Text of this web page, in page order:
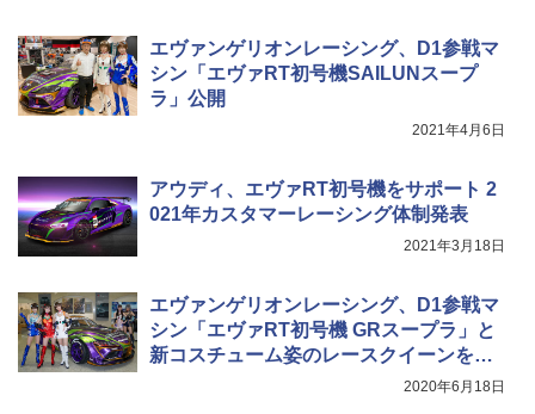
エヴァンゲリオンレーシング、D1参戦マ
シン「エヴァRT初号機SAILUNスープ
ラ」公開
2021年4月6日
アウディ、エヴァRT初号機をサポート 2
021年カスタマーレーシング体制発表
2021年3月18日
エヴァンゲリオンレーシング、D1参戦マ
シン「エヴァRT初号機 GRスープラ」と
新コスチューム姿のレースクイーンを公
2020年6月18日